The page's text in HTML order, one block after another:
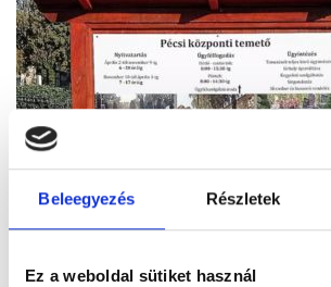
Beleegyezés Részletek
Ez a weboldal sütiket használ
Figyelem! Módosul a Pécsi